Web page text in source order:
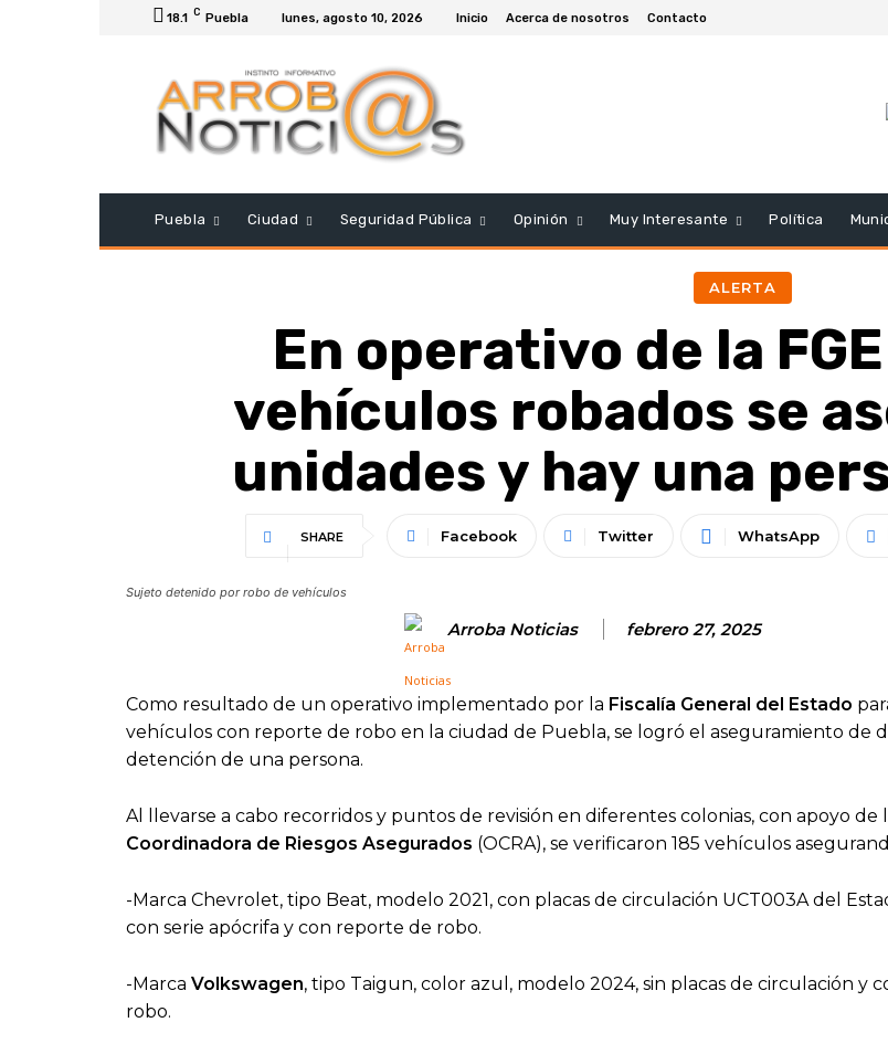
18.1 C Puebla lunes, agosto 10, 2026 Inicio Acerca de nosotros Contacto
Puebla Ciudad Seguridad Pública Opinión Muy Interesante Política
ALERTA
En operativo de la
vehículos robados se
unidades y hay una
SHARE Facebook Twitter WhatsApp
Sujeto detenido por robo de vehículos
Arroba Noticias febrero 27, 2025
Como resultado de un operativo implementado por la Fiscalía General del Estado
vehículos con reporte de robo en la ciudad de Puebla, se logró el aseguramiento de
detención de una persona.
Al llevarse a cabo recorridos y puntos de revisión en diferentes colonias, con apoyo de
Coordinadora de Riesgos Asegurados (OCRA), se verificaron 185 vehículos
-Marca Chevrolet, tipo Beat, modelo 2021, con placas de circulación UCT003A del
con serie apócrifa y con reporte de robo.
-Marca Volkswagen, tipo Taigun, color azul, modelo 2024, sin placas de circulación y
robo.